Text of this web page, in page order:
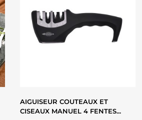
AIGUISEUR COUTEAUX ET
CISEAUX MANUEL 4 FENTES...